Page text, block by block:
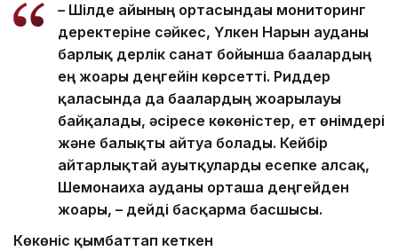
– Шілде айының ортасындағы мониторинг
деректеріне сәйкес, Үлкен Нарын ауданы
барлық дерлік санат бойынша бағалардың
ең жоғары деңгейін көрсетті. Риддер
қаласында да бағалардың жоғарылауы
байқалады, әсіресе көкөністер, ет өнімдері
және балықты айтуға болады. Кейбір
айтарлықтай ауытқуларды есепке алсақ,
Шемонаиха ауданы орташа деңгейден
жоғары, – дейді басқарма басшысы.
Көкөніс қымбаттап кеткен